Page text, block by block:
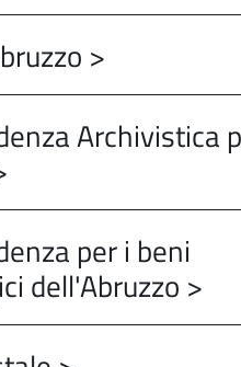
>
Archivistica
per i beni
dell'Abruzzo >